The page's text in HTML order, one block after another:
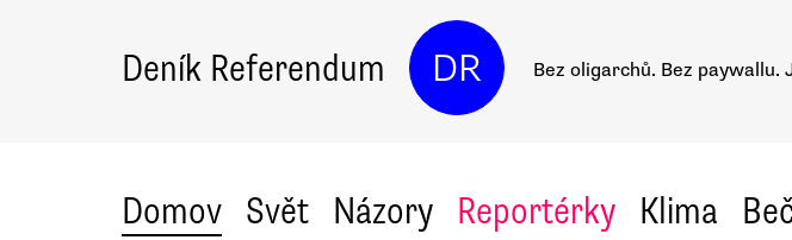
Deník Referendum DR Bez oligarchů. Bez paywallu.
Domov Svět Názory Reportérky Klima